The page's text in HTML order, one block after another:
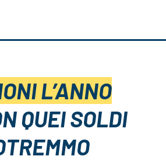
L’ANNO
QUEI SOLDI